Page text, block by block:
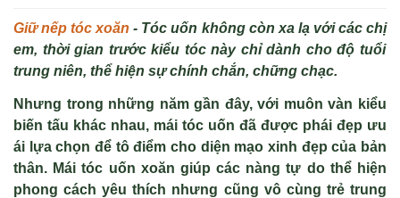
Giữ nếp tóc xoăn - Tóc uốn không còn xa lạvới các chị
em, thời gian trước kiểu tóc này chỉdành cho độ tuổi
trung niên, thể hiện sựchính chắn, chững chạc.
Nhưng trong những năm gần đây, với muôn vàn kiểu
biến tấu khác nhau, mái tóc uốn đã được phái đẹp ưu
ái l ựa chọn để tô điểm cho diện mạo xinh đẹp của bản
thân. Mái tóc uốn xoăn giúp các nàng tự do thểhiện
phong cách yêu thích nhưng cũng vô cùng trẻtrung